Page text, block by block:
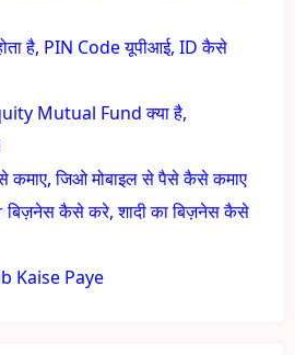
है, PIN Code यूपीआई, ID कैसे
Mutual Fund क्या है,
जिओ मोबाइल से पैसे कैसे कमाए
कैसे करे, शादी का बिज़नेस कैसे
Kaise Paye